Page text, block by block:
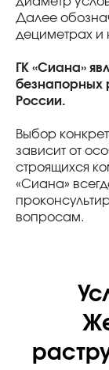
Далее
дециметрах и
ГК «Сиана»
безнапорных
России.
Выбор
зависит от
строящихся
«Сиана»
вопросам.